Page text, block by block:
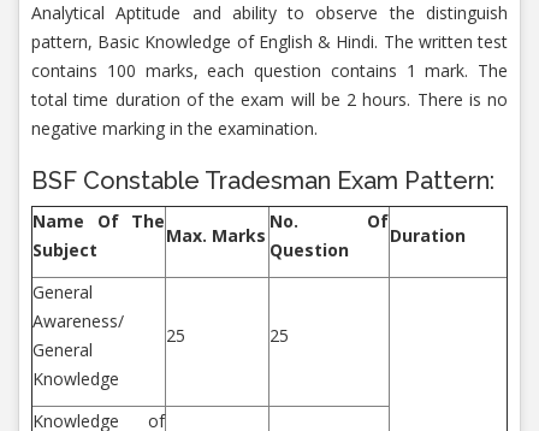
Analytical Aptitude and ability to observe the distinguish
pattern, Basic Knowledge of English & Hindi. The written test
contains 100 marks, each question contains 1 mark. The
total time duration of the exam will be 2 hours. There is no
negative marking in the examination.
BSF Constable Tradesman Exam Pattern:
Name Of The
Subject
Max. Marks
No. Of
Question
Duration
General
Awareness/
General
Knowledge
25 25
Knowledge of